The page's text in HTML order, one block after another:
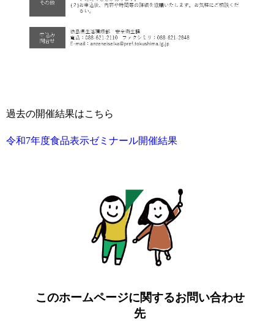
過去の開催結果はこちら
令和7年度食品表示ゼミナール開催結果
このホームページに関するお問い合わせ
先